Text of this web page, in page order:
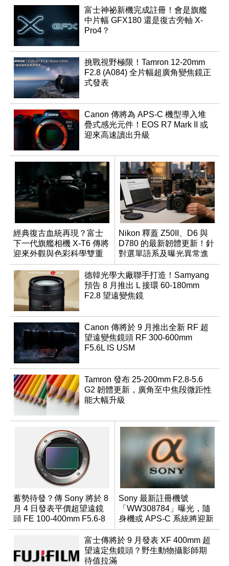
富士神祕新機完成註冊！會是旗艦
中片幅 GFX180 還是復古旁軸 X-
Pro4？
挑戰視野極限！Tamron 12-20mm
F2.8 (A084) 全片幅超廣角變焦鏡正
式發表
Canon 傳將為 APS-C 機型導入堆
疊式感光元件！EOS R7 Mark II 或
迎來高速讀出升級
經典復古血統再現？富士
下一代旗艦相機 X-T6 傳將
迎來外觀與色彩科學雙重
優化
Nikon 釋蓋 Z50II、D6 與
D780 的最新韌體更新！針
對選單語系及曝光異常進
行修復
德韓光學大廠聯手打造！Samyang
預告 8 月推出 L 接環 60-180mm
F2.8 望遠變焦鏡
Canon 傳將於 9 月推出全新 RF 超
望遠變焦鏡頭 RF 300-600mm
F5.6L IS USM
Tamron 發布 25-200mm F2.8-5.6
G2 韌體更新，廣角至中焦段微距性
能大幅升級
蓄勢待發？傳 Sony 將於 8
月 4 日發表平價超望遠鏡
頭 FE 100-400mm F5.6-8
Sony 最新註冊機號
「WW308784」曝光，隨
身機或 APS-C 系統將迎新
成員？
富士傳將於 9 月發表 XF 400mm 超
望遠定焦鏡頭？野生動物攝影師期
待值拉滿